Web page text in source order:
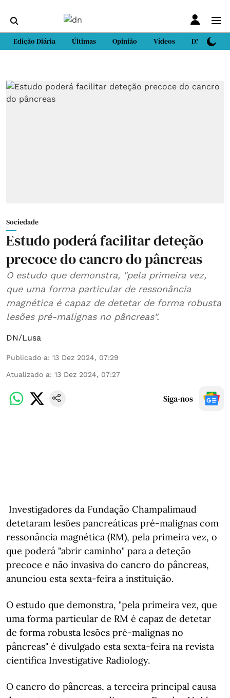
Edição Diária Últimas Opinião Vídeos DN Sport
Sociedade
Estudo poderá facilitar deteção
precoce do cancro do pâncreas
O estudo que demonstra, "pela primeira vez,
que uma forma particular de ressonância
magnética é capaz de detetar de forma robusta
lesões pré-malignas no pâncreas".
DN/Lusa
Publicado a: 13 Dez 2024, 07:29
Atualizado a: 13 Dez 2024, 07:27
Siga-nos
Investigadores da Fundação Champalimaud
detetaram lesões pancreáticas pré-malignas com
ressonância magnética (RM), pela primeira vez, o
que poderá "abrir caminho" para a deteção
precoce e não invasiva do cancro do pâncreas,
anunciou esta sexta-feira a instituição.
O estudo que demonstra, "pela primeira vez, que
uma forma particular de RM é capaz de detetar
de forma robusta lesões pré-malignas no
pâncreas" é divulgado esta sexta-feira na revista
científica Investigative Radiology.
O cancro do pâncreas, a terceira principal causa